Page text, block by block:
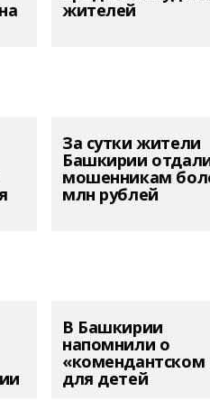
жителей
За сутки жители
Башкирии
мошенникам
млн рублей
В Башкирии
напомнили о
«комендантском
для детей